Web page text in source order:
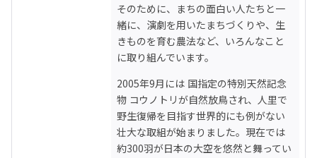
そのために、まちの面白い人たちと一
緒に、演劇を用いたまちづくりや、生
きものを育む農法など、いろんなこと
に取り組んでいます。
2005年9月には 国指定の特別天然記念
物 コウノトリが自然放鳥され、人里で
野生復帰を目指す世界的にも例がない
壮大な取組が始まりました。現在では
約300羽が日本の大空を悠然と舞ってい